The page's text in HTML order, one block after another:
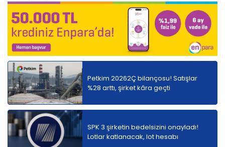
Petkim 20262Ç bilançosu! Satışlar
%28 arttı, şirket kâra geçti
SPK 3 şirketin bedelsizini onayladı!
Lotlar katlanacak, lot hesabı